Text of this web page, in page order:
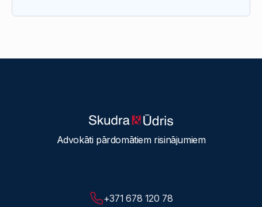
Advokāti pārdomātiem risinājumiem
+371 678 120 78